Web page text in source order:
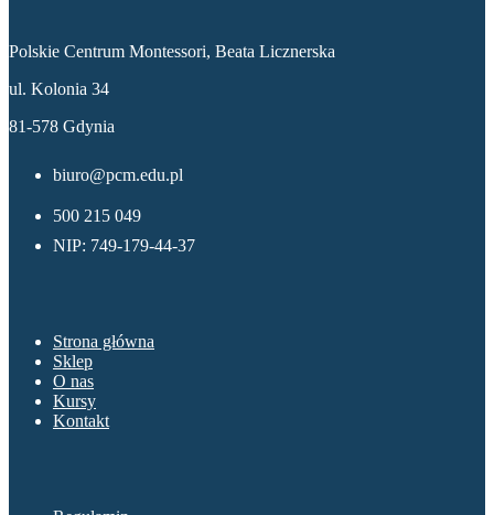
Polskie Centrum Montessori, Beata Licznerska
ul. Kolonia 34
81-578 Gdynia
biuro@pcm.edu.pl
500 215 049
NIP: 749-179-44-37
Strona główna
Sklep
O nas
Kursy
Kontakt